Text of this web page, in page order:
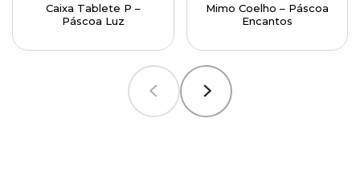
Caixa Tablete P –
Páscoa Luz
Mimo Coelho – Páscoa
Encantos